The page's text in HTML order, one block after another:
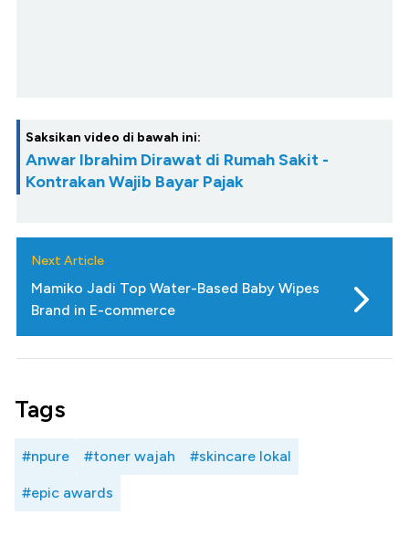
Saksikan video di bawah ini:
Anwar Ibrahim Dirawat di Rumah Sakit -
Kontrakan Wajib Bayar Pajak
Next Article
Mamiko Jadi Top Water-Based Baby Wipes
Brand in E-commerce
Tags
#npure #toner wajah #skincare lokal
#epic awards